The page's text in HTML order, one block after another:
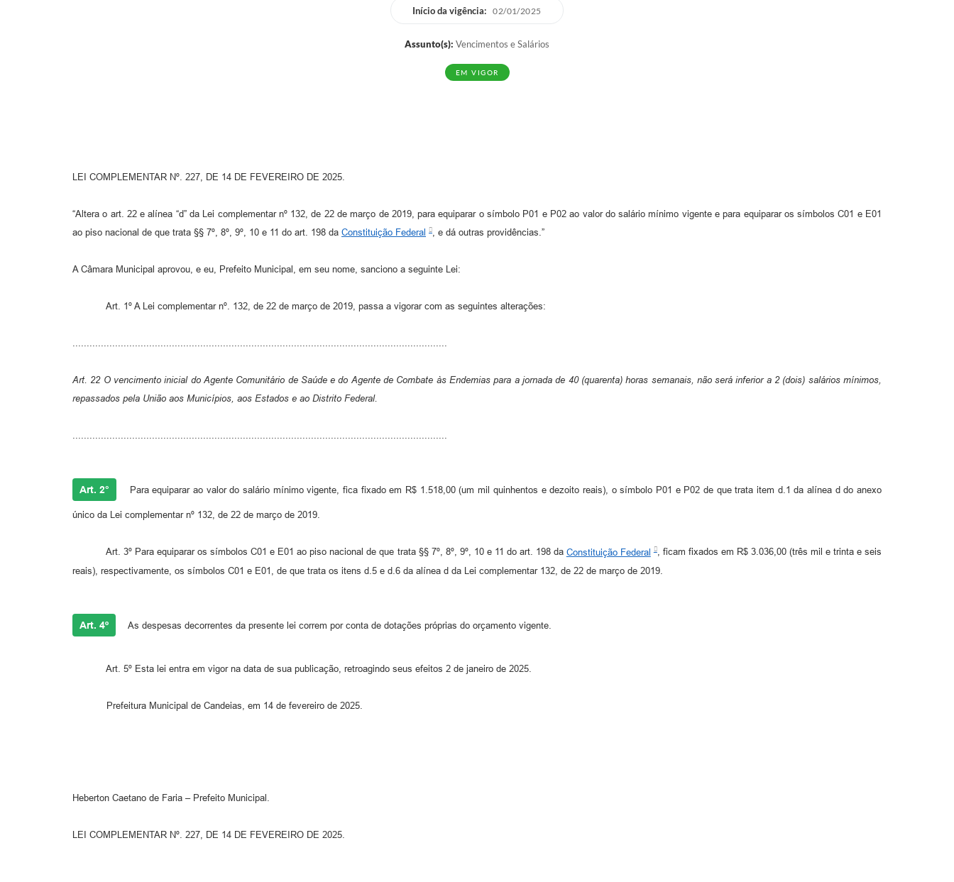
Início da vigência: 02/01/2025
Assunto(s): Vencimentos e Salários
EM VIGOR
LEI COMPLEMENTAR Nº. 227, DE 14 DE FEVEREIRO DE 2025.
“Altera o art. 22 e alínea “d” da Lei complementar nº 132, de 22 de março de 2019, para equiparar o símbolo P01 e P02 ao valor do salário mínimo vigente e para equiparar os símbolos C01 e E01
ao piso nacional de que trata §§ 7º, 8º, 9º, 10 e 11 do art. 198 da Constituição Federal , e dá outras providências.”
A Câmara Municipal aprovou, e eu, Prefeito Municipal, em seu nome, sanciono a seguinte Lei:
Art. 1º A Lei complementar nº. 132, de 22 de março de 2019, passa a vigorar com as seguintes alterações:
....................................................................................................................................
Art. 22 O vencimento inicial do Agente Comunitário de Saúde e do Agente de Combate às Endemias para a jornada de 40 (quarenta) horas semanais, não será inferior a 2 (dois) salários mínimos,
repassados pela União aos Municípios, aos Estados e ao Distrito Federal.
....................................................................................................................................
Art. 2° Para equiparar ao valor do salário mínimo vigente, fica fixado em R$ 1.518,00 (um mil quinhentos e dezoito reais), o símbolo P01 e P02 de que trata item d.1 da alínea d do anexo
único da Lei complementar nº 132, de 22 de março de 2019.
Art. 3º Para equiparar os símbolos C01 e E01 ao piso nacional de que trata §§ 7º, 8º, 9º, 10 e 11 do art. 198 da Constituição Federal
, ficam fixados em R$ 3.036,00 (três mil e trinta e seis
reais), respectivamente, os símbolos C01 e E01, de que trata os itens d.5 e d.6 da alínea d da Lei complementar 132, de 22 de março de 2019.
Art. 4º As despesas decorrentes da presente lei correm por conta de dotações próprias do orçamento vigente.
Art. 5º Esta lei entra em vigor na data de sua publicação, retroagindo seus efeitos 2 de janeiro de 2025.
Prefeitura Municipal de Candeias, em 14 de fevereiro de 2025.
Heberton Caetano de Faria – Prefeito Municipal.
LEI COMPLEMENTAR Nº. 227, DE 14 DE FEVEREIRO DE 2025.